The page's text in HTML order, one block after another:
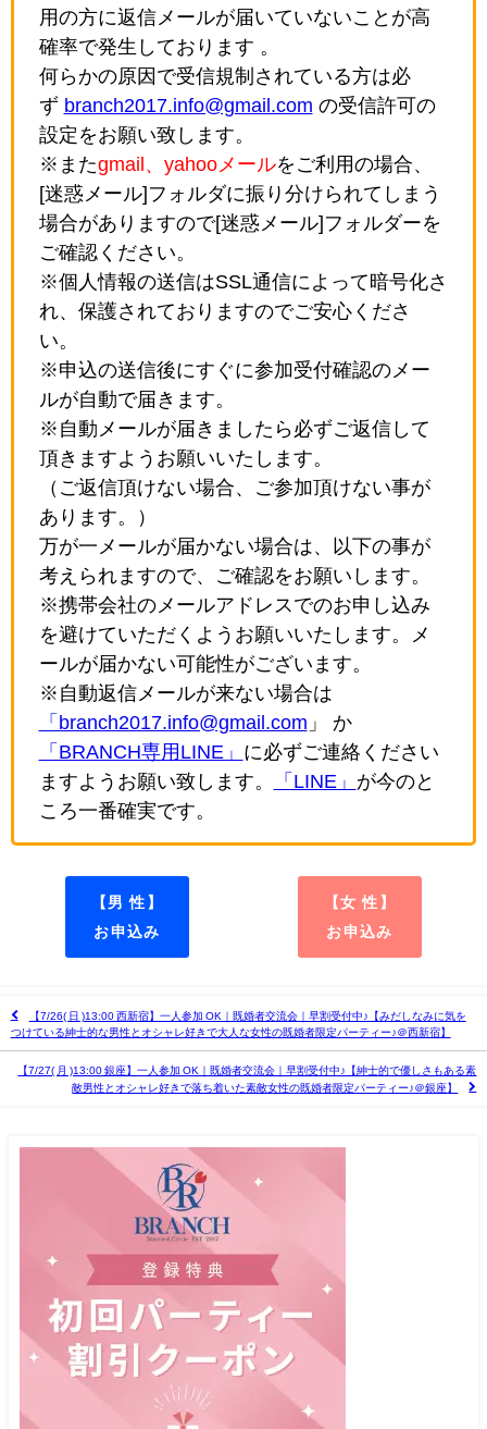
用の方に返信メールが届いていないことが高
確率で発生しております 。
何らかの原因で受信規制されている方は必
ず branch2017.info@gmail.com の受信許可の
設定をお願い致します。
※またgmail、yahooメールをご利用の場合、
[迷惑メール]フォルダに振り分けられてしまう
場合がありますので[迷惑メール]フォルダーを
ご確認ください。
※個人情報の送信はSSL通信によって暗号化さ
れ、保護されておりますのでご安心くださ
い。
※申込の送信後にすぐに参加受付確認のメー
ルが自動で届きます。
※自動メールが届きましたら必ずご返信して
頂きますようお願いいたします。
（ご返信頂けない場合、ご参加頂けない事が
あります。）
万が一メールが届かない場合は、以下の事が
考えられますので、ご確認をお願いします。
※携帯会社のメールアドレスでのお申し込み
を避けていただくようお願いいたします。メ
ールが届かない可能性がございます。
※自動返信メールが来ない場合は
「branch2017.info@gmail.com 」 か
「BRANCH専用LINE」 に必ずご連絡ください
ますようお願い致します。
「LINE」 が今のと
ころ一番確実です。
【男 性】
お申込み
【女 性】
お申込み
【7/26( 日 )13:00 西新宿】一人参加 OK｜既婚者交流会｜早割受付中♪【みだしなみに気を
つけている紳士的な男性とオシャレ好きで大人な女性の既婚者限定パーティー♪＠西新宿】
【7/27( 月 )13:00 銀座】一人参加 OK｜既婚者交流会｜早割受付中♪【紳士的で優しさもある素
敵男性とオシャレ好きで落ち着いた素敵女性の既婚者限定パーティー♪＠銀座】